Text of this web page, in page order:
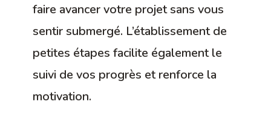
faire avancer votre projet sans vous
sentir submergé. L’établissement de
petites étapes facilite également le
suivi de vos progrès et renforce la
motivation.